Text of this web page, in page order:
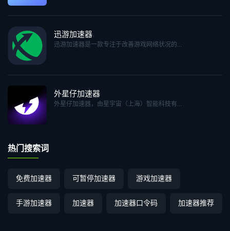
迅游加速器
迅游加速器是一款专注于改善游戏网络状况的...
外星仔加速器
外星仔加速器，由星宇宙（上海）智能科技有...
热门搜索词
免费加速器 可暂停加速器 游戏加速器
手游加速器 加速器 加速器口令码 加速器推荐